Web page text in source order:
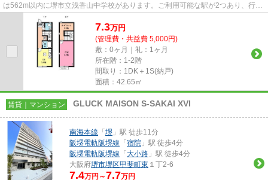
は562m以内に堺市立浅香山中学校があります。ご利用可能な駅が2つあり、行き
先に応じて乗車駅の使い分けが...
7.3万円
(管理費・共益費 5,000円)
敷：0ヶ月｜礼：1ヶ月
所在階：1-2階
間取り：1DK＋1S(納戸)
面積：42.65㎡
賃貸｜マンション GLUCK MAISON S-SAKAI XVI
南海本線 「 堺 」駅 徒歩11分
阪堺電軌阪堺線 「 宿院 」駅 徒歩4分
阪堺電軌阪堺線 「 大小路 」駅 徒歩4分
大阪府堺市堺区甲斐町東 １丁2-6
7.4万円～7.7万円